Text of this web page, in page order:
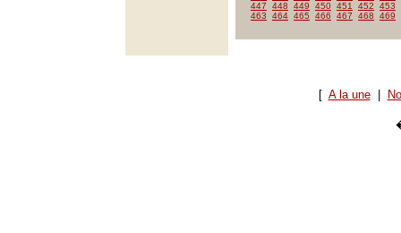
447
448 449 450 451 452
453
463
464 465 466 467 468 469
[ A la une|